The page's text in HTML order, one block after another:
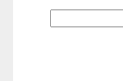
Keuangan